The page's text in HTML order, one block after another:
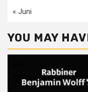
« Juni
YOU MAY